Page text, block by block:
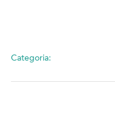
Categoria: